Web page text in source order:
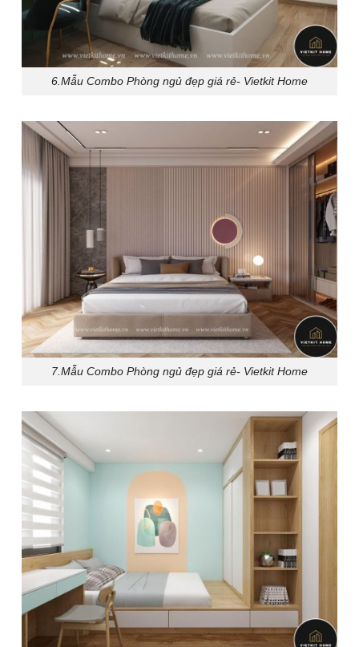
6.Mẫu Combo Phòng ngủ đẹp giá rẻ- Vietkit Home
7.Mẫu Combo Phòng ngủ đẹp giá rẻ- Vietkit Home